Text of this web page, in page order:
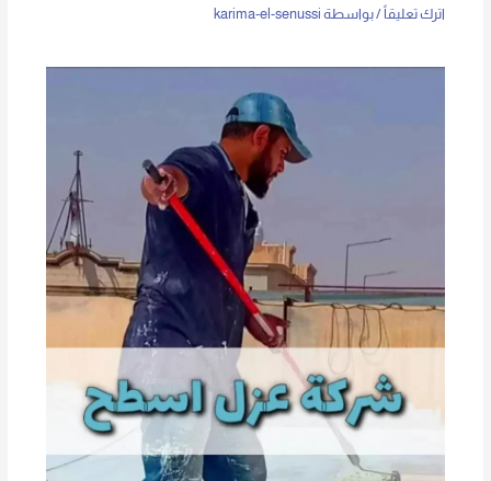
اترك تعليقاً/ بواسطة karima-el-senussi